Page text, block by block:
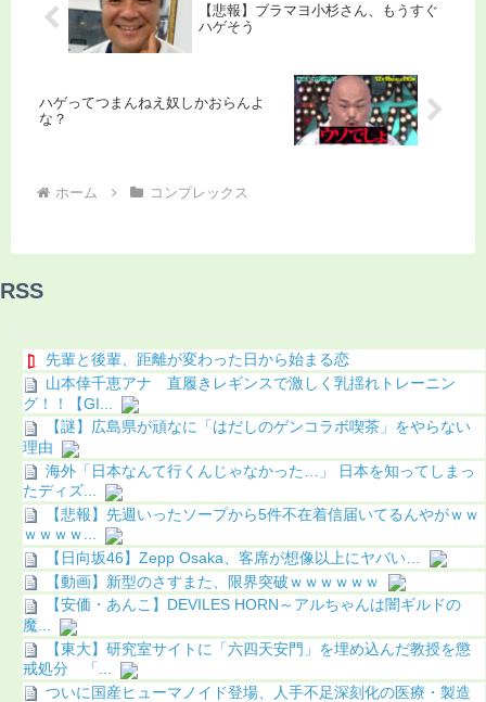
【悲報】ブラマヨ小杉さん、もうすぐ
ハゲそう
ハゲってつまんねえ奴しかおらんよ
な？
ホーム コンプレックス
RSS
先輩と後輩、距離が変わった日から始まる恋
山本倖千恵アナ 直履きレギンスで激しく乳揺れトレーニン
グ！！【GI...
【謎】広島県が頑なに「はだしのゲンコラボ喫茶」をやらない
理由
海外「日本なんて行くんじゃなかった…」 日本を知ってしまっ
たディズ...
【悲報】先週いったソープから5件不在着信届いてるんやがｗｗ
ｗｗｗｗ...
【日向坂46】Zepp Osaka、客席が想像以上にヤバい…
【動画】新型のさすまた、限界突破ｗｗｗｗｗｗ
【安価・あんこ】DEVILES HORN～アルちゃんは闇ギルドの
魔...
【東大】研究室サイトに「六四天安門」を埋め込んだ教授を懲
戒処分 「...
ついに国産ヒューマノイド登場、人手不足深刻化の医療・製造